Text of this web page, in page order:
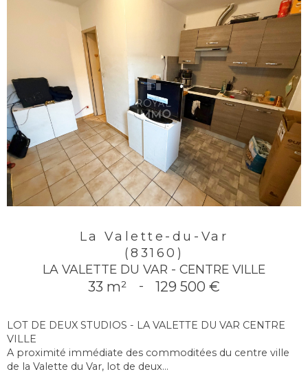
La Valette-du-Var
(83160)
LA VALETTE DU VAR - CENTRE VILLE
33 m² - 129 500 €
LOT DE DEUX STUDIOS - LA VALETTE DU VAR CENTRE
VILLE
A proximité immédiate des commoditées du centre ville
de la Valette du Var, lot de deux...